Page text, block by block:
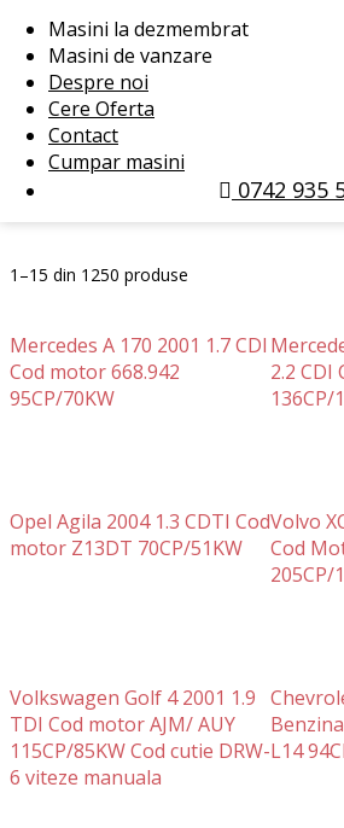
Masini la dezmembrat
Masini de vanzare
Despre noi
Cere Oferta
Contact
Cumpar masini
0742 935
Porsche(1)
Rover (5)
Seat
(24)
Smart(6)
Subaru(11)
Toyota(34)
Volvo
1–15 din 1250 produse
Mercedes A 170 2001 1.7 CDI
Cod motor 668.942
95CP/70KW
2.2 CDI
136CP/
Opel Agila 2004 1.3 CDTI Cod
motor Z13DT 70CP/51KW
Volvo
Cod
205CP/
Volkswagen Golf 4 2001 1.9
TDI Cod motor AJM/ AUY
115CP/85KW Cod cutie DRW-
6 viteze manuala
L14